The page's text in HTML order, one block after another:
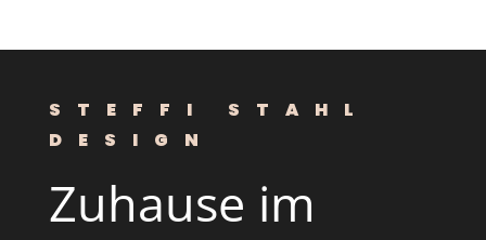
STEFFI STAHL
DESIGN
Zuhause im